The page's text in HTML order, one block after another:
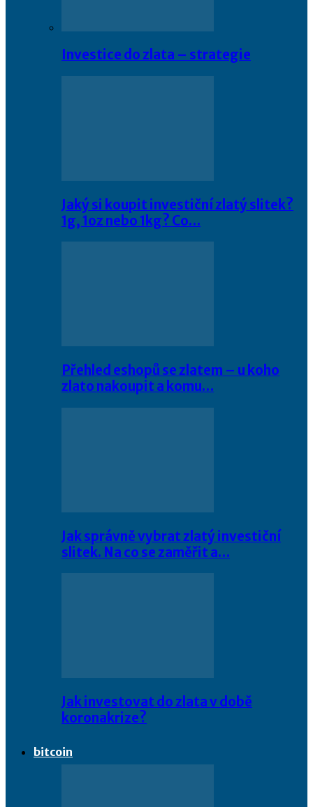
Investice do zlata – strategie
Jaký si koupit investiční zlatý slitek?
1g, 1oz nebo 1kg? Co…
Přehled eshopů se zlatem – u koho
zlato nakoupit a komu…
Jak správně vybrat zlatý investiční
slitek. Na co se zaměřit a…
Jak investovat do zlata v době
koronakrize?
bitcoin